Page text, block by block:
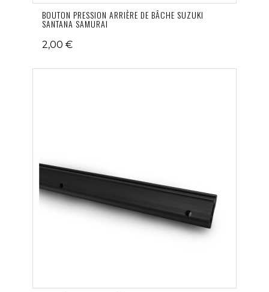
BOUTON PRESSION ARRIÈRE DE BÂCHE SUZUKI
SANTANA SAMURAI
2,00 €